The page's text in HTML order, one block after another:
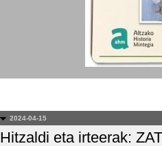
2024-04-15
Hitzaldi eta irteerak: